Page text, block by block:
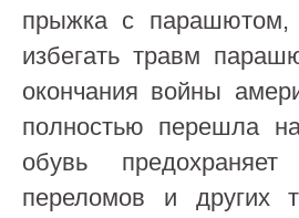
прыжка с парашютом,
избегать травм
окончания войны
полностью перешла
обувь
переломов и других